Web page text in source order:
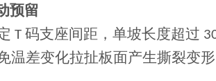
预留
T 码支座间距，单坡长度超过
温差变化拉扯板面产生撕裂变